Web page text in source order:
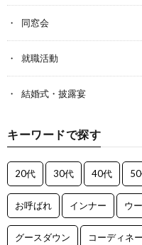
同窓会
就職活動
結婚式・披露宴
キーワードで探す
20代 30代 40代
お呼ばれ インナー ウ
グースダウン コーディネ